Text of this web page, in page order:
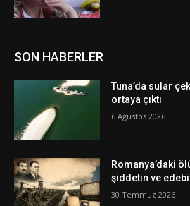
SON HABERLER
Tuna’da sular
ortaya çıktı
6 Ağustos 2026
Romanya’daki
şiddetin ve
30 Temmuz 2026